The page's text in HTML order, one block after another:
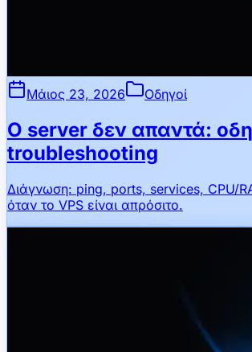
Μάιος 23, 2026 Οδηγοί
Ο server δεν απαντά:
troubleshooting
Διάγνωση: ping, ports, services, CPU/
όταν το VPS είναι απρόσιτο.